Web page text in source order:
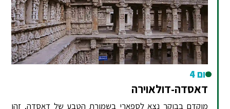
יום 4
דאסדה-דולאוירה
מוקדם בבוקר נצא לספארי בשמורת הטבע של דאסדה, זהו